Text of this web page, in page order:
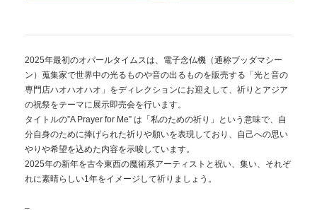
2025年最初のオパールタイムスは、電子念仏機（通称ブッダマシー
ン）蒐集家で世界中の光るものや音の出るものを販売する「光と音の
専門店ハオハオハオ」をディレクションにお迎えして、祈りとアジア
の祝祭をテーマに展示即売会を行います。
タイトルの”A Prayer for Me” は「私のための祈り」という意味で、自
分自身のために捧げられた祈りや願いを表現しており、自己への思い
やりや希望を込めた内容を示唆しています。
2025年の新年を古今東西の魔術系アーティストと祝い、集い、それぞ
れに素晴らしい1年をイメージして祈りましょう。
–